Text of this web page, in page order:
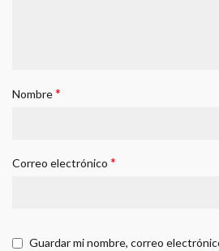
Nombre*
Correo electrónico *
Guardar mi nombre, correo